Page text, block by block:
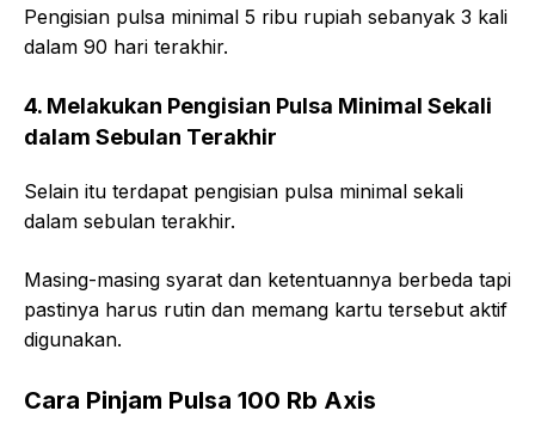
Pengisian pulsa minimal 5 ribu rupiah sebanyak 3 kali
dalam 90 hari terakhir.
4. Melakukan Pengisian Pulsa Minimal Sekali
dalam Sebulan Terakhir
Selain itu terdapat pengisian pulsa minimal sekali
dalam sebulan terakhir.
Masing-masing syarat dan ketentuannya berbeda tapi
pastinya harus rutin dan memang kartu tersebut aktif
digunakan.
Cara Pinjam Pulsa 100 Rb Axis